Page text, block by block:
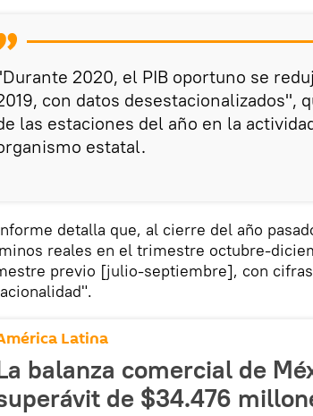
2020, el PIB oportuno se
con datos desestacionalizados",
las estaciones del año en la
estatal.
detalla que, al cierre del año
reales en el trimestre octubre-
previo [julio-septiembre], con
Latina
balanza comercial de
de $34.476